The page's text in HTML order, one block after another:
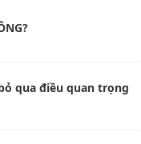
qua điều quan trọng